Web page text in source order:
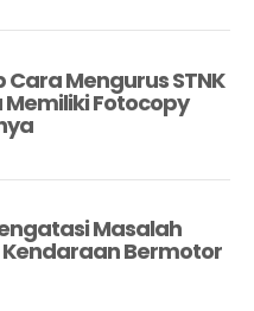
Mengurus STNK
Fotocopy
Masalah
Bermotor